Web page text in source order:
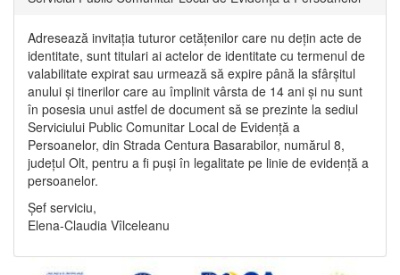
Adresează invitația tuturor cetățenilor care nu dețin acte de
identitate, sunt titulari ai actelor de identitate cu termenul de
valabilitate expirat sau urmează să expire până la sfârșitul
anului și tinerilor care au împlinit vârsta de 14 ani și nu sunt
în posesia unui astfel de document să se prezinte la sediul
Serviciului Public Comunitar Local de Evidență a
Persoanelor, din Strada Centura Basarabilor, numărul 8,
județul Olt, pentru a fi puși în legalitate pe linie de evidență a
persoanelor.
Șef serviciu,
Elena-Claudia Vîlceleanu